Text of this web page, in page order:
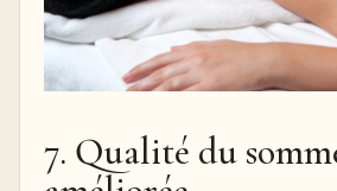
7. Qualité du